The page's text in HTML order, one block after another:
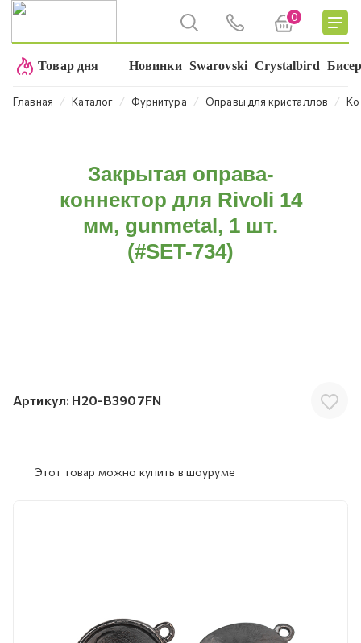
0
Товар дня Новинки Swarovski Crystalbird
Главная ⁄ Каталог ⁄ Фурнитура ⁄ Оправы для кристаллов ⁄
Закрытая оправа-
коннектор для Rivoli 14
мм, gunmetal, 1 шт.
(#SET-734)
Артикул: H20-B3907FN
Этот товар можно купить в шоуруме